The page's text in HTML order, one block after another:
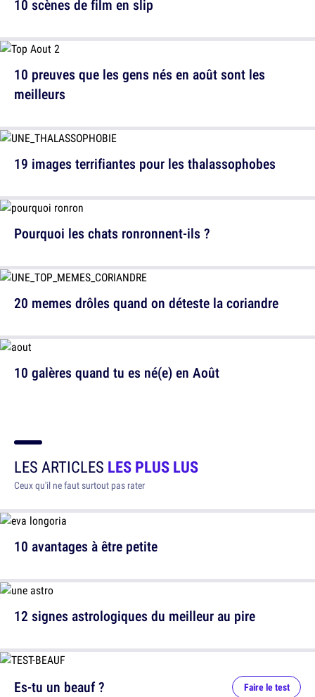
10 scènes de film en slip
19 images terrifiantes pour les thalassophobes
20 memes drôles quand on déteste la coriandre
10 preuves que les gens nés en août sont les
meilleurs
Pourquoi les chats ronronnent-ils ?
10 galères quand tu es né(e) en Août
LES ARTICLES LES PLUS LUS
Ceux qu'il ne faut surtout pas rater
10 avantages à être petite
12 signes astrologiques du meilleur au pire
Es-tu un beauf ? Faire le test